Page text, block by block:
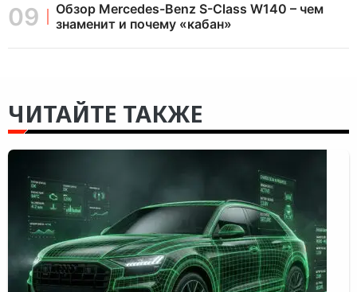
Обзор Mercedes-Benz S-Class W140 – чем
знаменит и почему «кабан»
ЧИТАЙТЕ ТАКЖЕ